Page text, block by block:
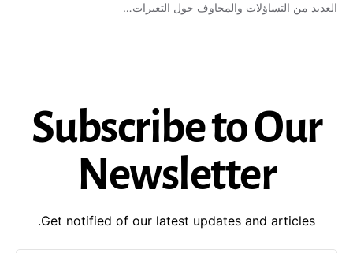
العديد من التساؤلات والمخاوف حول التغيرات…
Subscribe to Our
Newsletter
Get notified of our latest updates and articles.